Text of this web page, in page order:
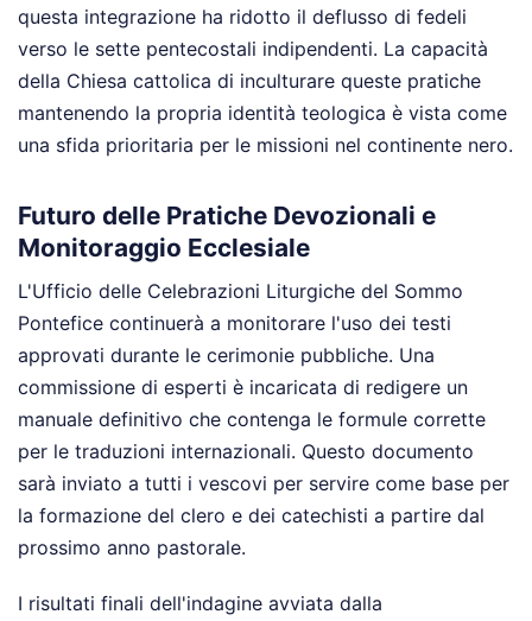
questa integrazione ha ridotto il deflusso di fedeli
verso le sette pentecostali indipendenti. La capacità
della Chiesa cattolica di inculturare queste pratiche
mantenendo la propria identità teologica è vista come
una sfida prioritaria per le missioni nel continente nero.
Futuro delle Pratiche Devozionali e
Monitoraggio Ecclesiale
L'Ufficio delle Celebrazioni Liturgiche del Sommo
Pontefice continuerà a monitorare l'uso dei testi
approvati durante le cerimonie pubbliche. Una
commissione di esperti è incaricata di redigere un
manuale definitivo che contenga le formule corrette
per le traduzioni internazionali. Questo documento
sarà inviato a tutti i vescovi per servire come base per
la formazione del clero e dei catechisti a partire dal
prossimo anno pastorale.
I risultati finali dell'indagine avviata dalla